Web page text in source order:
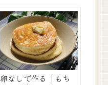
卵なしで作る｜もち